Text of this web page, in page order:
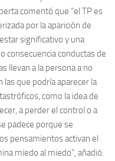
comentó que “el TP es
por la aparición de
significativo y una
consecuencia conductas de
llevan a la persona a no
que podría aparecer la
como la idea de
a perder el control o a
padece porque se
pensamientos activan el
miedo al miedo”, añadió.